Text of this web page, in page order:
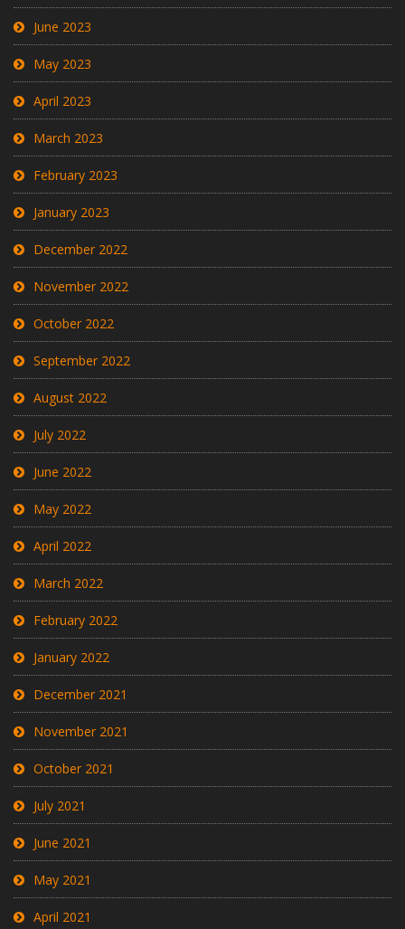
June 2023
May 2023
April 2023
March 2023
February 2023
January 2023
December 2022
November 2022
October 2022
September 2022
August 2022
July 2022
June 2022
May 2022
April 2022
March 2022
February 2022
January 2022
December 2021
November 2021
October 2021
July 2021
June 2021
May 2021
April 2021